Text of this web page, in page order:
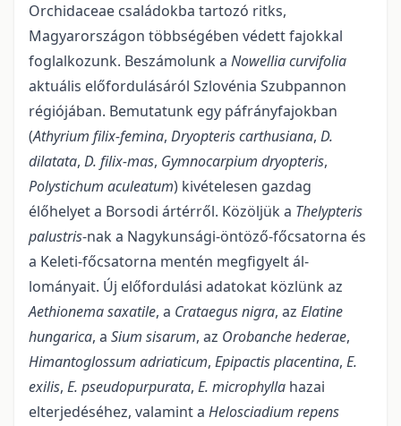
Orchi­daceae családokba tartozó ritks,
Magyarországon többségében védett fajokkal
foglalkozunk. Beszámo­lunk a Nowellia curvifolia
aktuális előfordulásáról Szlovénia Szubpannon
régiójában. Bemutatunk egy páfrányfajokban
(Athyrium filix-femina, Dryopteris carthusiana, D.
dilatata, D. filix-mas, Gymnocarpium dryopteris,
Polystichum aculeatum) kivételesen gazdag
élőhelyet a Borsodi ártérről. Közöljük a Thelypteris
palustris-nak a Nagykunsági-öntöző-főcsatorna és
a Keleti-főcsatorna mentén megfigyelt ál­
lományait. Új előfordulási adatokat közlünk az
Aethionema saxatile, a Crataegus nigra, az Elatine
hunga­rica, a Sium sisarum, az Orobanche hederae,
Himantoglossum adriaticum, Epipactis placentina, E.
exilis, E. pseudopurpurata, E. microphylla hazai
elterjedéséhez, valamint a Helosciadium repens